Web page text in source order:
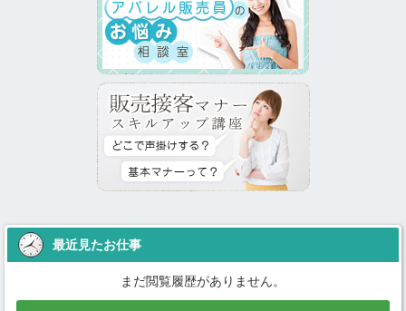
最近見たお仕事
まだ閲覧履歴がありません。